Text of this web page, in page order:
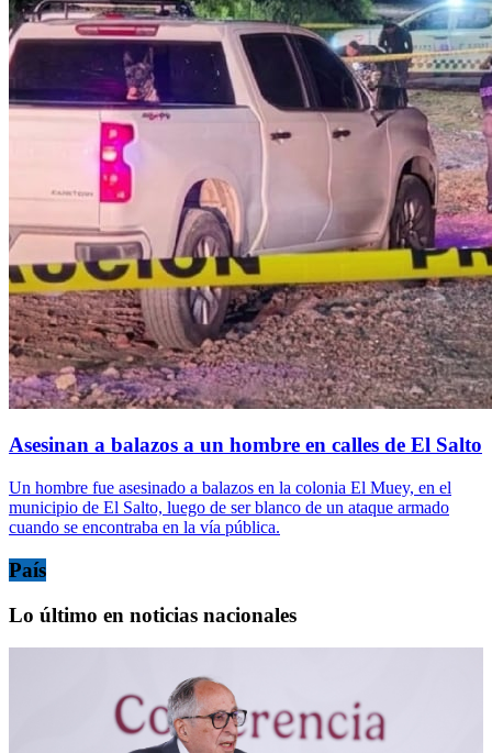
Asesinan a balazos a un hombre en calles de El Salto
Un hombre fue asesinado a balazos en la colonia El Muey, en el
municipio de El Salto, luego de ser blanco de un ataque armado
cuando se encontraba en la vía pública.
País
Lo último en noticias nacionales